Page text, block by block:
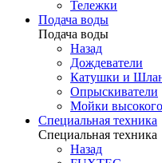
Тележки
Подача воды
Подача воды
Назад
Дождеватели
Катушки и
Опрыскиватели
Мойки
Специальная техника
Специальная техника
Назад